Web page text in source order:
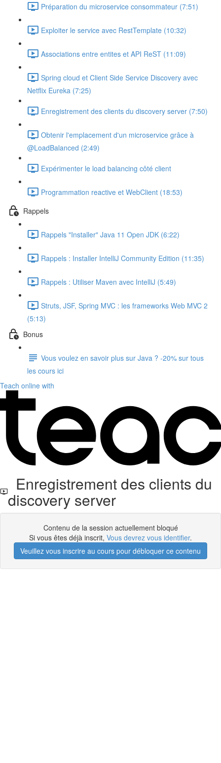
Préparation du microservice consommateur (7:51)
Exploiter le service avec RestTemplate (10:32)
Associations entre entites et API ReST (11:09)
Spring cloud et Client Side Service Discovery avec
Netflix Eureka (7:25)
Enregistrement des clients du discovery server (7:50)
Obtenir l'emplacement d'un microservice grâce à
@LoadBalanced (2:49)
Expérimenter le load balancing côté client
Programmation reactive et WebClient (18:53)
Rappels
Rappels "Installer" Java 11 Open JDK (6:22)
Rappels : Installer IntelliJ Community Edition (11:35)
Rappels : Utiliser Maven avec IntelliJ (5:49)
Struts, JSF, Spring MVC : les frameworks Web MVC 2
(5:13)
Bonus
Vous voulez en savoir plus sur Java ? -20% sur tous
les cours ici
Teach online with
Enregistrement des clients du
discovery server
Contenu de la session actuellement bloqué
Si vous êtes déjà inscrit, Vous devrez vous identifier.
Veuillez vous inscrire au cours pour débloquer ce contenu